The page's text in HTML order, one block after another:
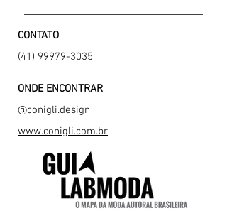
CONTATO
(41) 99979-3035
ONDE ENCONTRAR
@conigli.design
www.conigli.com.br